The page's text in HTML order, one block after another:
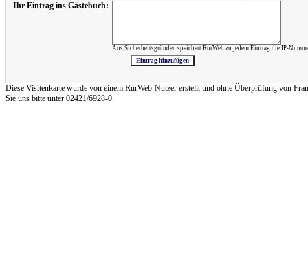
Ihr Eintrag ins Gästebuch:
Aus Sicherheitsgründen speichert RurWeb zu jedem Eintrag die IP-
Diese Visitenkarte wurde von einem RurWeb-Nutzer erstellt und ohne Überprüfung von
Sie uns bitte unter 02421/6928-0.